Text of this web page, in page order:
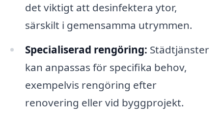
det viktigt att desinfektera ytor,
särskilt i gemensamma utrymmen.
Specialiserad rengöring: Städtjänster
kan anpassas för specifika behov,
exempelvis rengöring efter
renovering eller vid byggprojekt.